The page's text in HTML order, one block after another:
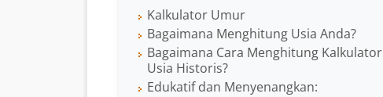
Kalkulator Umur
Bagaimana Menghitung Usia Anda?
Bagaimana Cara Menghitung Kalkulator
Usia Historis?
Edukatif dan Menyenangkan: